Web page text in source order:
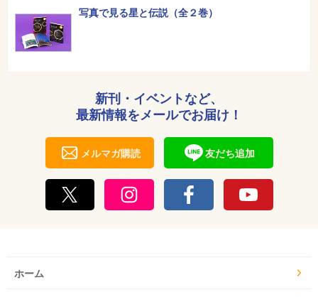
写真で見る星と伝説（全２巻）
新刊・イベントなど、
最新情報をメールでお届け！
メルマガ購読 友だち追加
ホーム